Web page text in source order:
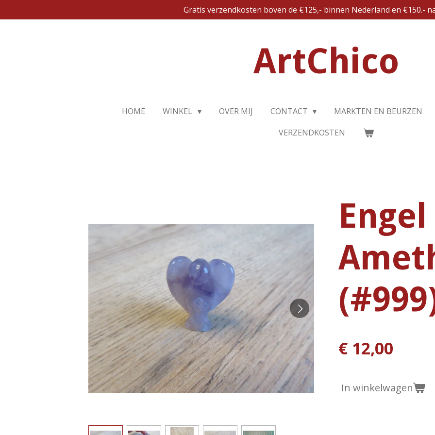
direct
Gratis verzendkosten boven de €125,- binnen Nederland en €150.-
ArtChico
HOME WINKEL OVER MIJ CONTACT MARKTEN EN BEURZEN
VERZENDKOSTEN
Engel
€ 12,00
In winkelwagen